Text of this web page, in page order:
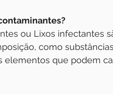
ou Lixos infectantes
como
elementos que podem